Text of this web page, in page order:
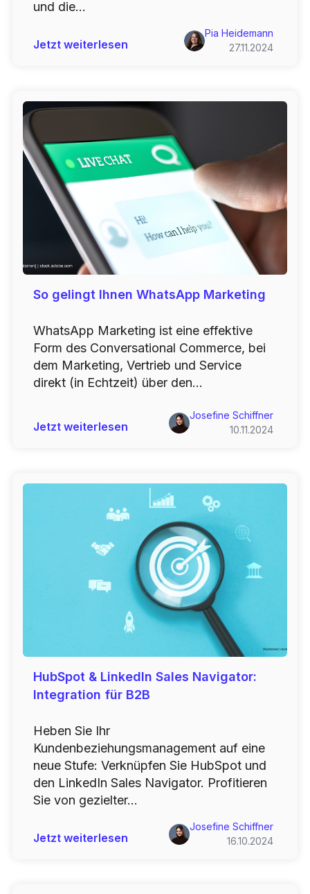
Pia Heidemann
27.11.2024
und die...
Jetzt weiterlesen
So gelingt Ihnen WhatsApp Marketing
Josefine Schiffner
10.11.2024
WhatsApp Marketing ist eine effektive
Form des Conversational Commerce, bei
dem Marketing, Vertrieb und Service
direkt (in Echtzeit) über den...
Jetzt weiterlesen
HubSpot & LinkedIn Sales Navigator:
Integration für B2B
Josefine Schiffner
16.10.2024
Heben Sie Ihr
Kundenbeziehungsmanagement auf eine
neue Stufe: Verknüpfen Sie HubSpot und
den LinkedIn Sales Navigator. Profitieren
Sie von gezielter...
Jetzt weiterlesen